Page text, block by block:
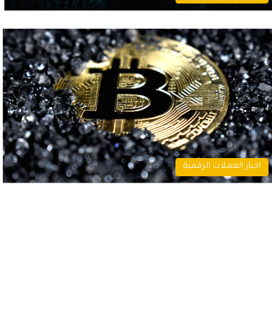
اخبار العملات الرقمية